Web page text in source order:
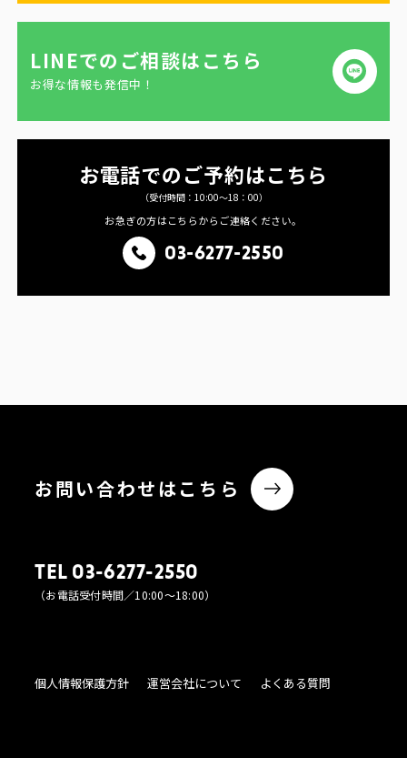
LINEでのご相談はこちら
お得な情報も発信中！
お電話でのご予約はこちら
（受付時間：10:00〜18：00）
お急ぎの方はこちらからご連絡ください。
03-6277-2550
お問い合わせはこちら
TEL 03-6277-2550
（お電話受付時間／10:00〜18:00）
個人情報保護方針 運営会社について よくある質問